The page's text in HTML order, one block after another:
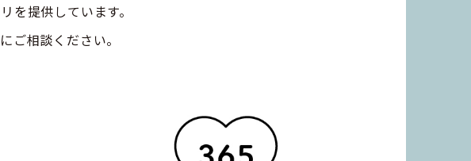
を提供しています。
ご相談ください。